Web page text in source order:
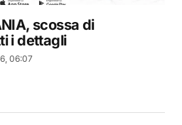
scossa di
i dettagli
06:07